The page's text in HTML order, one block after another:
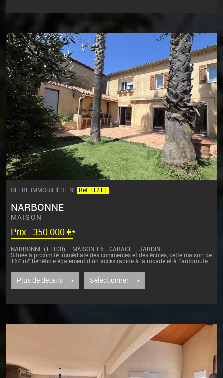
OFFRE IMMOBILIÈRE N° Ref 11211
NARBONNE
MAISON
Prix : 350 000 €*
NARBONNE (11100) – MAISON T.6 –GARAGE – JARDIN.
Située à proximité immédiate des commerces et des écoles, cette maison de
164 m² bénéficie également d’un accès rapide à la rocade et à l’autoroute...
Plus de détails > Sélectionner >